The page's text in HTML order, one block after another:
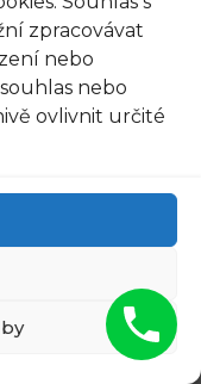
zpracovávat
nebo
nebo
ovlivnit určité
Praha
Praha